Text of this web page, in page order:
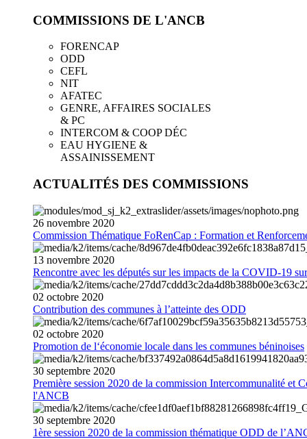
COMMISSIONS DE L'ANCB
FORENCAP
ODD
CEFL
NIT
AFATEC
GENRE, AFFAIRES SOCIALES
& PC
INTERCOM & COOP DÉC
EAU HYGIENE &
ASSAINISSEMENT
ACTUALITÉS DES COMMISSIONS
26 novembre 2020
Commission Thématique FoRenCap : Formation et
13 novembre 2020
Rencontre avec les députés sur les impacts de la COVID-19
02 octobre 2020
Contribution des communes à l’atteinte des ODD
02 octobre 2020
Promotion de l‘économie locale dans les communes béninoises
30 septembre 2020
Première session 2020 de la commission Intercommunalité et
l'ANCB
30 septembre 2020
1ère session 2020 de la commission thématique ODD de